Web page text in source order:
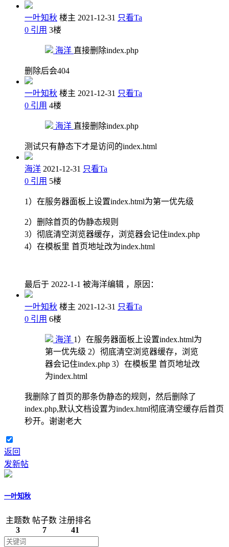
一叶知秋 楼主 2021-12-31 只看Ta
0 引用 3楼
海洋 直接删除index.php
删除后会404
一叶知秋 楼主 2021-12-31 只看Ta
0 引用 4楼
海洋 直接删除index.php
测试只有静态下才是访问的index.html
海洋 2021-12-31 只看Ta
0 引用 5楼
1）在服务器面板上设置index.html为第一优先级
2）删除首页的伪静态规则
3）彻底清空浏览器缓存，浏览器会记住index.php
4）在模板里 首页地址改为index.html
最后于 2022-1-1 被海洋编辑 ，原因：
一叶知秋 楼主 2021-12-31 只看Ta
0 引用 6楼
海洋 1）在服务器面板上设置index.html为
第一优先级 2）彻底清空浏览器缓存，浏览
器会记住index.php 3）在模板里 首页地址改
为index.html
我删除了首页的那条伪静态的规则，然后删除了
index.php,默认文档设置为index.html彻底清空缓存后首页
秒开。谢谢老大
返回
发新帖
一叶知秋
主题数
3
帖子数
7
注册排名
41